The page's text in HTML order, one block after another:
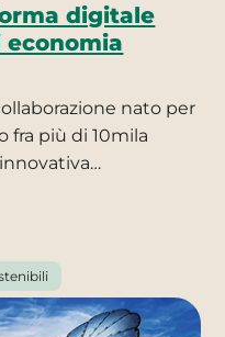
digitale
economia
nato per
fra più di 10mila